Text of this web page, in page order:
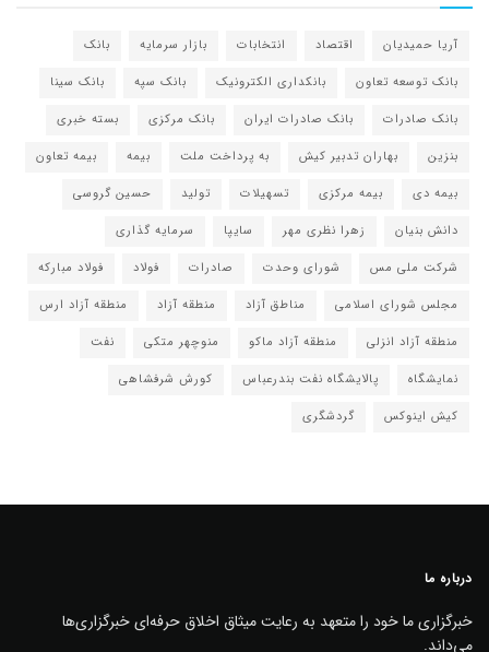
آریا حمیدیان اقتصاد انتخابات بازار سرمایه
بانک
بانک توسعه تعاون
بانکداری الکترونیک بانک سپه
بانک سینا
بانک صادرات
بانک صادرات ایران بانک مرکزی
بسته خبری
بنزین
بهاران تدبیر کیش به پرداخت ملت بیمه
بیمه تعاون
بیمه دی
بیمه مرکزی تسهیلات تولید
حسین گروسی
دانش بنیان
زهرا نظری مهر سایپا
سرمایه گذاری
شرکت ملی مس
شورای وحدت صادرات فولاد
فولاد مبارکه
مجلس شورای اسلامی
مناطق آزاد منطقه آزاد
منطقه آزاد ارس
منطقه آزاد انزلی
منطقه آزاد ماکو منوچهر متکی
نفت
نمایشگاه
پالایشگاه نفت بندرعباس
کورش شرفشاهی
کیش اینوکس
گردشگری
درباره ما
خبرگزاری ما خود را متعهد به رعایت میثاق اخلاق حرفه‌ای خبرگزاری‌ها
می‌داند.